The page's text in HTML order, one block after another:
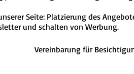
Seite: Platzierung des
und schalten von Werbung.
Vereinbarung für